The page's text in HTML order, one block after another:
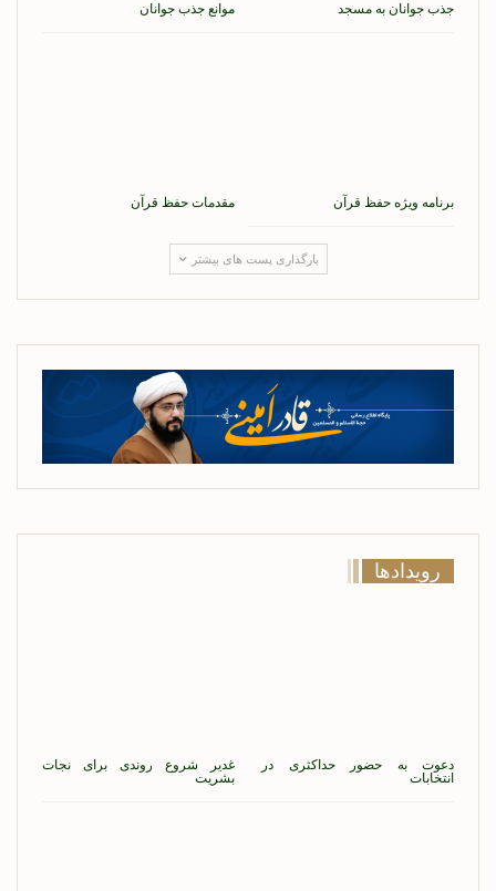
جذب جوانان به مسجد موانع جذب جوانان
برنامه ویژه حفظ قرآن مقدمات حفظ قرآن
بارگذاری پست های بیشتر
رویدادها
دعوت به حضور حداکثری در
انتخابات
غدیر شروع روندی برای نجات
بشریت